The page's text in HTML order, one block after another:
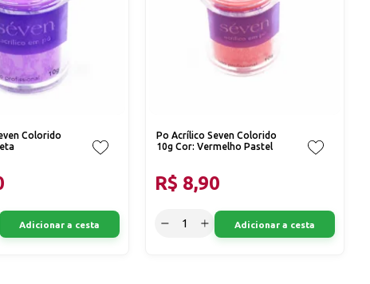
Colorido
Adicionar a cesta
Po Acrílico Seven Colorido
10g Cor: Vermelho Pastel
R$ 8,90
Adicionar a cesta